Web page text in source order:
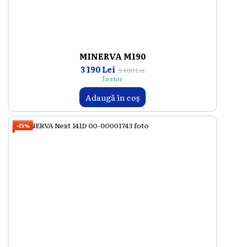
MINERVA M190
3 190 Lei 3 400 Lei
În stoc
Adaugă în coș
−15%